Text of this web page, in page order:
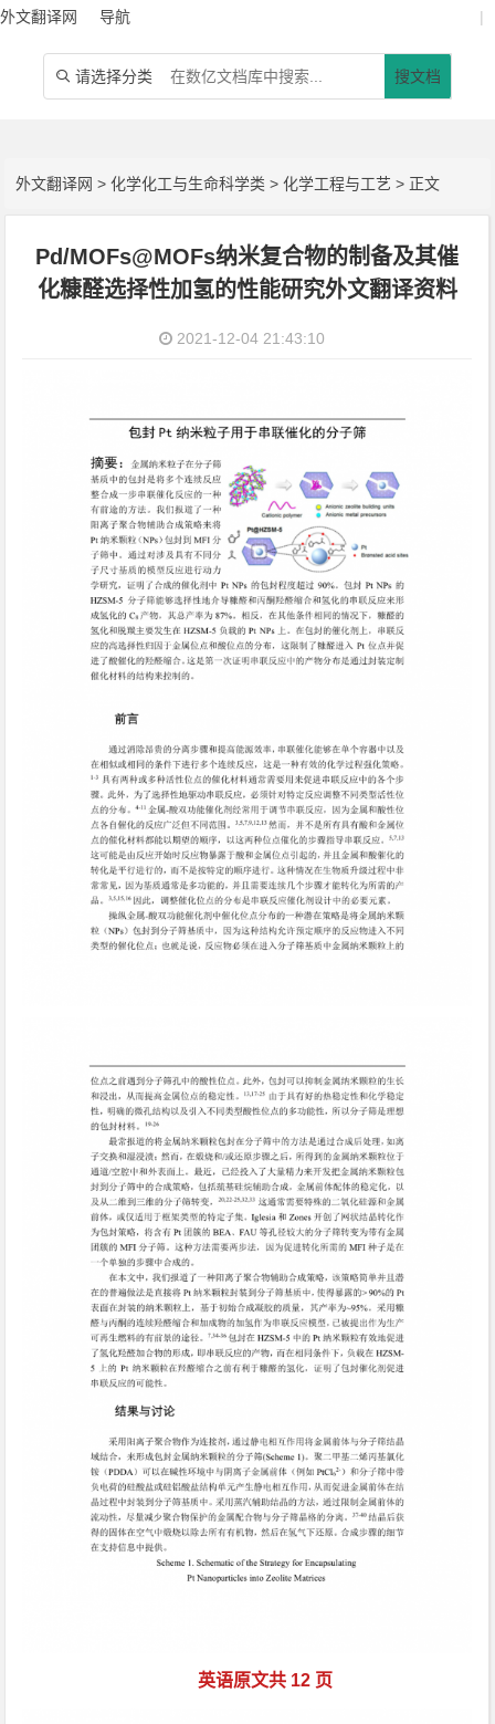
外文翻译网 导航 |
 请选择分类 搜文档
外文翻译网 >化学化工与生命科学类 >化学工程与工艺 > 正文
Pd/MOFs@MOFs纳米复合物的制备及其催
化糠醛选择性加氢的性能研究外文翻译资料
2021-12-04 21:43:10
英语原文共 12 页